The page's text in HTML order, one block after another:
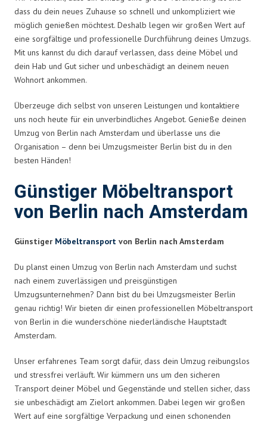
dass du dein neues Zuhause so schnell und unkompliziert wie
möglich genießen möchtest. Deshalb legen wir großen Wert auf
eine sorgfältige und professionelle Durchführung deines Umzugs.
Mit uns kannst du dich darauf verlassen, dass deine Möbel und
dein Hab und Gut sicher und unbeschädigt an deinem neuen
Wohnort ankommen.
Überzeuge dich selbst von unseren Leistungen und kontaktiere
uns noch heute für ein unverbindliches Angebot. Genieße deinen
Umzug von Berlin nach Amsterdam und überlasse uns die
Organisation – denn bei Umzugsmeister Berlin bist du in den
besten Händen!
Günstiger Möbeltransport
von Berlin nach Amsterdam
Günstiger Möbeltransport von Berlin nach Amsterdam
Du planst einen Umzug von Berlin nach Amsterdam und suchst
nach einem zuverlässigen und preisgünstigen
Umzugsunternehmen? Dann bist du bei Umzugsmeister Berlin
genau richtig! Wir bieten dir einen professionellen Möbeltransport
von Berlin in die wunderschöne niederländische Hauptstadt
Amsterdam.
Unser erfahrenes Team sorgt dafür, dass dein Umzug reibungslos
und stressfrei verläuft. Wir kümmern uns um den sicheren
Transport deiner Möbel und Gegenstände und stellen sicher, dass
sie unbeschädigt am Zielort ankommen. Dabei legen wir großen
Wert auf eine sorgfältige Verpackung und einen schonenden